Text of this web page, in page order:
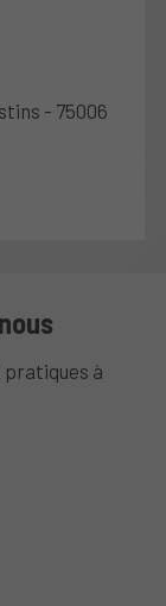
- 75006
pratiques à